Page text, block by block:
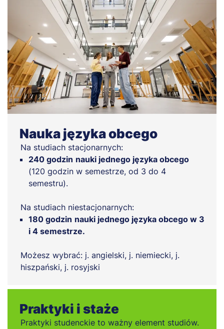
Nauka języka obcego
Na studiach stacjonarnych:
240 godzin nauki jednego języka obcego
(120 godzin w semestrze, od 3 do 4
semestru).
Na studiach niestacjonarnych:
180 godzin nauki jednego języka obcego w 3
i 4 semestrze.
Możesz wybrać: j. angielski, j. niemiecki, j.
hiszpański, j. rosyjski
Praktyki i staże
Praktyki studenckie to ważny element studiów.